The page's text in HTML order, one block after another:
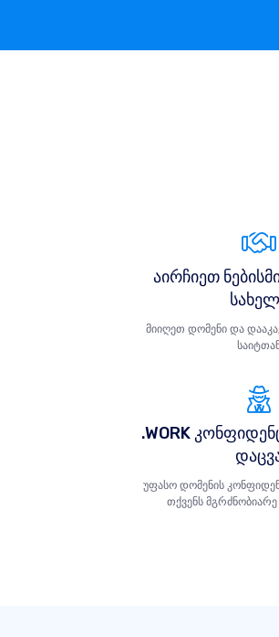
აირჩიეთ
მიიღეთ დომენი და
.WORK
უფასო დომენის
თქვენს